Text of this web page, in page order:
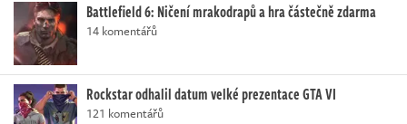
Battlefield 6: Ničení mrakodrapů a hra částečně zdarma
14 komentářů
Rockstar odhalil datum velké prezentace GTA VI
121 komentářů